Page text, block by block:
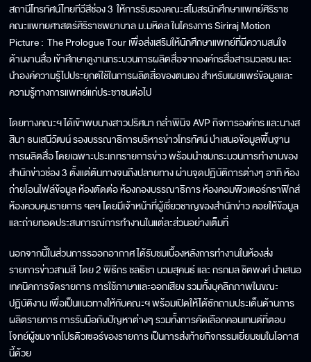
สถานีโทรทัศน์ไทยทีวีสีช่อง 3 ให้การรับรองคณะสโมสรนักศึกษาแพทย์ศิริราช
คณะแพทยศาสตร์ศิริราชพยาบาล ม.มหิดล ในโครงการ Siriraj Motion
Picture : The Prologue Tour เพื่อส่งเสริมให้นักศึกษาแพทย์ที่มีความสนใจ
ด้านงานสื่อ เข้าศึกษาดูงานกระบวนการผลิตสื่อจากองค์กรสื่อสารมวลชน และ
นำองค์ความรู้ไปประยุกต์ใช้ในการผลิตสื่อของตนเอง สำหรับเผยแพร่ข้อมูลและ
ความรู้ทางการแพทย์แก่ประชาชนต่อไป
โดยทางคณะฯ ได้เข้าพบนางสาวปริศนา กล่ำพินิจ AVP กิจการองค์กร และนางส
สินา ธนเสนีวัฒน์ รองบรรณาธิการบริหารข่าวโทรทัศน์ นำเสนอข้อมูลพื้นฐาน
การผลิตสื่อ โดยเฉพาะประเภทรายการข่าว พร้อมนำชมกระบวนการทำงานของ
สำนักข่าวช่อง 3 ตั้งแต่ต้นทางจนถึงปลายทาง ผ่านจุดปฏิบัติการต่างๆ อาทิ ห้อง
ถ่ายโอนไฟล์ข้อมูล ห้องตัดต่อ ห้องกองบรรณาธิการ ห้องคอมพิวเตอร์กราฟิกส์
ห้องควบคุมรายการ ฯลฯ โดยมีเจ้าหน้าที่ผู้เชี่ยวชาญของสำนักข่าว คอยให้ข้อมูล
และถ่ายทอดประสบการณ์การทำงานในแต่ละส่วนอย่างเต็มที่
นอกจากนี้ในส่วนการรออกอากาศ ได้รับชมเบื้องหลังการทำงานในห้องส่ง
รายการข่าวสามสี โดย 2 พิธีกร ชลธิชา นวมสุคนธ์ และ กรกมล ชิตพงศ์ นำเสนอ
เทคนิคการจัดรายการ การใช้ภาษาและออกเสียง รวมทั้งบุคลิกภาพในขณะ
ปฏิบัติงาน เพื่อเป็นแนวทางให้กับคณะฯ พร้อมเปิดให้ได้ซักถามประเด็นด้านการ
ผลิตรายการ การรับมือกับปัญหาต่างๆ รวมทั้งการคัดเลือกคอนเทนต์ที่ตอบ
โจทย์ผู้ชมจากโปรดิวเซอร์ของรายการ เป็นการส่งท้ายกิจกรรมเยี่ยมชมในโอกาส
นี้ด้วย